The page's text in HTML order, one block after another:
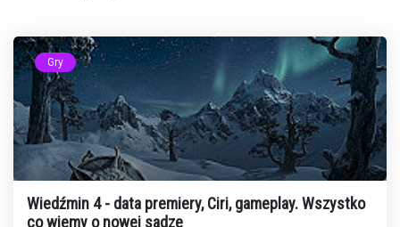
Gry
Wiedźmin 4 - data premiery, Ciri, gameplay. Wszystko
co wiemy o nowej sadze